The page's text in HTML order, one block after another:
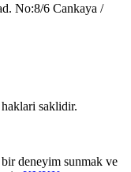
No:8/6 Cankaya /
saklidir.
deneyim sunmak ve